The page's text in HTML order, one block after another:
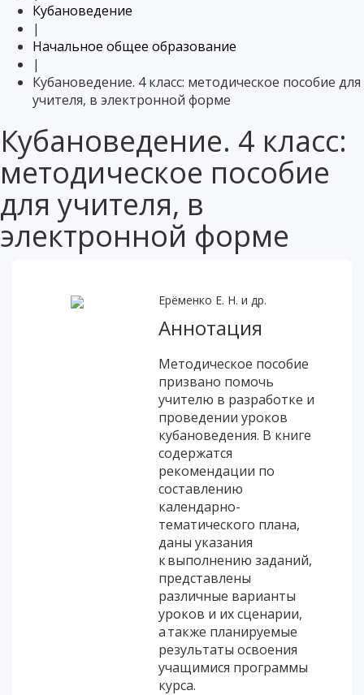
Кубановедение
|
Начальное общее образование
|
Кубановедение. 4 класс: методическое пособие для
учителя, в электронной форме
Кубановедение. 4 класс:
методическое пособие
для учителя, в
электронной форме
Ерёменко Е. Н. и др.
Аннотация
Методическое пособие
призвано помочь
учителю в разработке и
проведении уроков
кубановедения. В книге
содержатся
рекомендации по
составлению
календарно-
тематического плана,
даны указания
к выполнению заданий,
представлены
различные варианты
уроков и их сценарии,
а также планируемые
результаты освоения
учащимися программы
курса.